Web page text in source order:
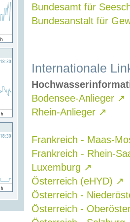
Bundesamt für
Bundesanstalt für
Internationale
Bodensee-Anlieger ↗
Rhein-Anlieger ↗
Frankreich - Maas-
Frankreich - Rhein-
Luxemburg ↗
Österreich (eHYD) ↗
Österreich -
Österreich -